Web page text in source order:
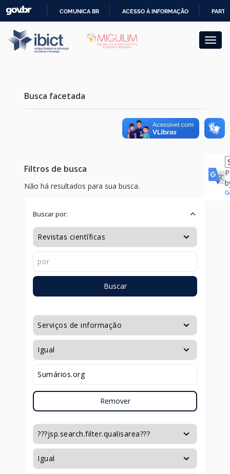
navigation
PARA
O
COMUNICA BR ACESSO À INFORMAÇÃO
Busca facetada
Filtros de busca
Não há resultados para sua busca.
Buscar por:
Buscar
Remover